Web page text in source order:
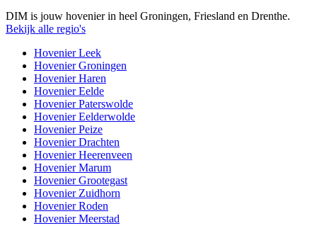
DIM is jouw hovenier in heel Groningen, Friesland en Drenthe.
Bekijk alle regio's
Hovenier Leek
Hovenier Groningen
Hovenier Haren
Hovenier Eelde
Hovenier Paterswolde
Hovenier Eelderwolde
Hovenier Peize
Hovenier Drachten
Hovenier Heerenveen
Hovenier Marum
Hovenier Grootegast
Hovenier Zuidhorn
Hovenier Roden
Hovenier Meerstad